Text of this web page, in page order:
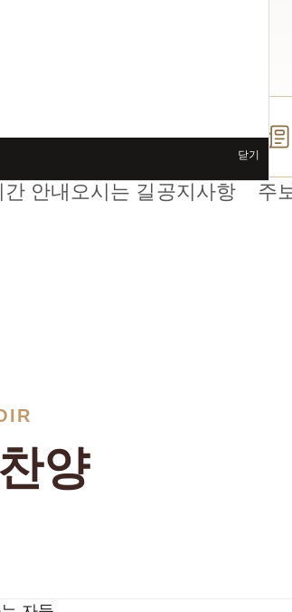
힘써 전하는 건강한 교회입니다.
안내 오시는 길 공지사항 주
양
닫기